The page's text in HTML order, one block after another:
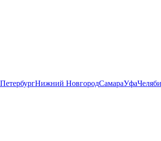
Нижний НовгородСамараУфа